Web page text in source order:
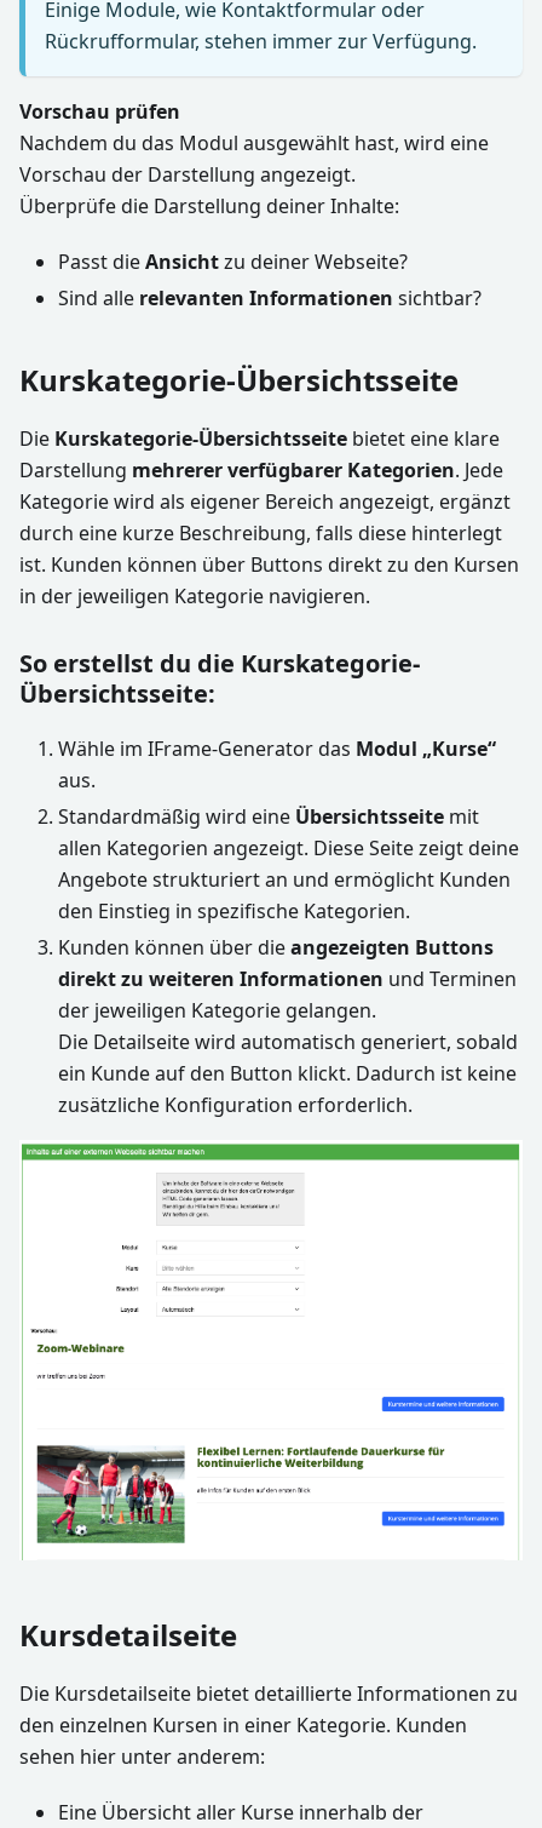
Einige Module, wie Kontaktformular oder
Rückrufformular, stehen immer zur Verfügung.
Vorschau prüfen
Nachdem du das Modul ausgewählt hast, wird eine
Vorschau der Darstellung angezeigt.
Überprüfe die Darstellung deiner Inhalte:
Passt dieAnsichtzu deiner Webseite?
Sind alle relevanten Informationen sichtbar?
Kurskategorie-Übersichtsseite
Die Kurskategorie-Übersichtsseite bietet eine klare
Darstellung mehrerer verfügbarer Kategorien. Jede
Kategorie wird als eigener Bereich angezeigt, ergänzt
durch eine kurze Beschreibung, falls diese hinterlegt
ist. Kunden können über Buttons direkt zu den Kursen
in der jeweiligen Kategorie navigieren.
So erstellst du die Kurskategorie-
Übersichtsseite:
Wähle im IFrame-Generator das Modul „Kurse“
aus.
Standardmäßig wird eine Übersichtsseite mit
allen Kategorien angezeigt. Diese Seite zeigt deine
Angebote strukturiert an und ermöglicht Kunden
den Einstieg in spezifische Kategorien.
Kunden können über dieangezeigten Buttons
direkt zu weiteren Informationen und Terminen
der jeweiligen Kategorie gelangen.
Die Detailseite wird automatisch generiert, sobald
ein Kunde auf den Button klickt. Dadurch ist keine
zusätzliche Konfiguration erforderlich.
Kursdetailseite
Die Kursdetailseite bietet detaillierte Informationen zu
den einzelnen Kursen in einer Kategorie. Kunden
sehen hier unter anderem:
Eine Übersicht aller Kurse innerhalb der